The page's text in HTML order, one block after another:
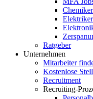
Ratgeber
Unternehmen
Mitarbeiter
Kostenlose
Recruitment
Recruiting-